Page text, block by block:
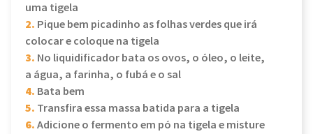
uma tigela
2. Pique bem picadinho as folhas verdes que irá
colocar e coloque na tigela
3. No liquidificador bata os ovos, o óleo, o leite,
a água, a farinha, o fubá e o sal
4. Bata bem
5. Transfira essa massa batida para a tigela
6.Adicione o fermento em pó na tigela e misture